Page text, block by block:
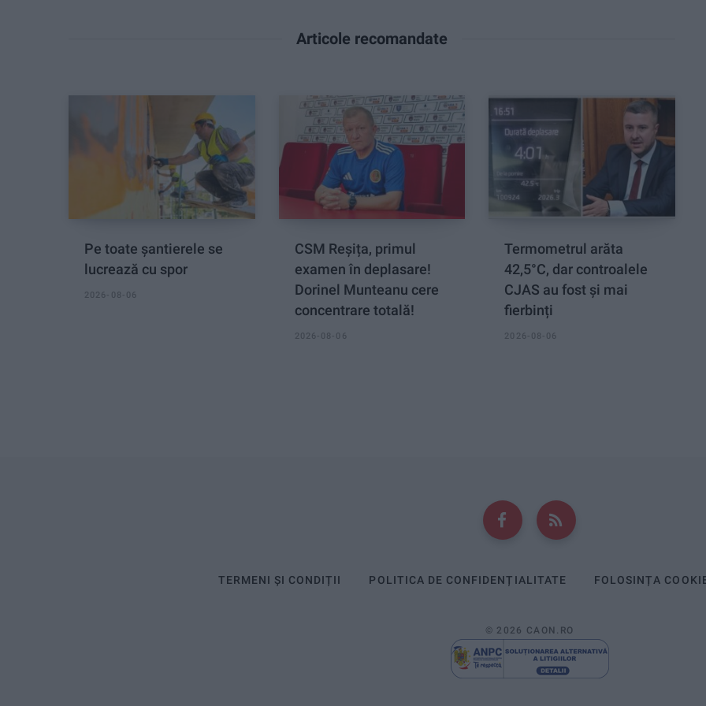
Articole recomandate
Pe toate șantierele se
lucrează cu spor
2026-08-06
CSM Reșița, primul
examen în deplasare!
Dorinel Munteanu cere
concentrare totală!
2026-08-06
Termometrul arăta
42,5°C, dar controalele
CJAS au fost și mai
fierbinți
2026-08-06
TERMENI ȘI CONDIȚII POLITICA DE CONFIDENȚIALITATE FOLOSINȚA
© 2026 CAON.RO